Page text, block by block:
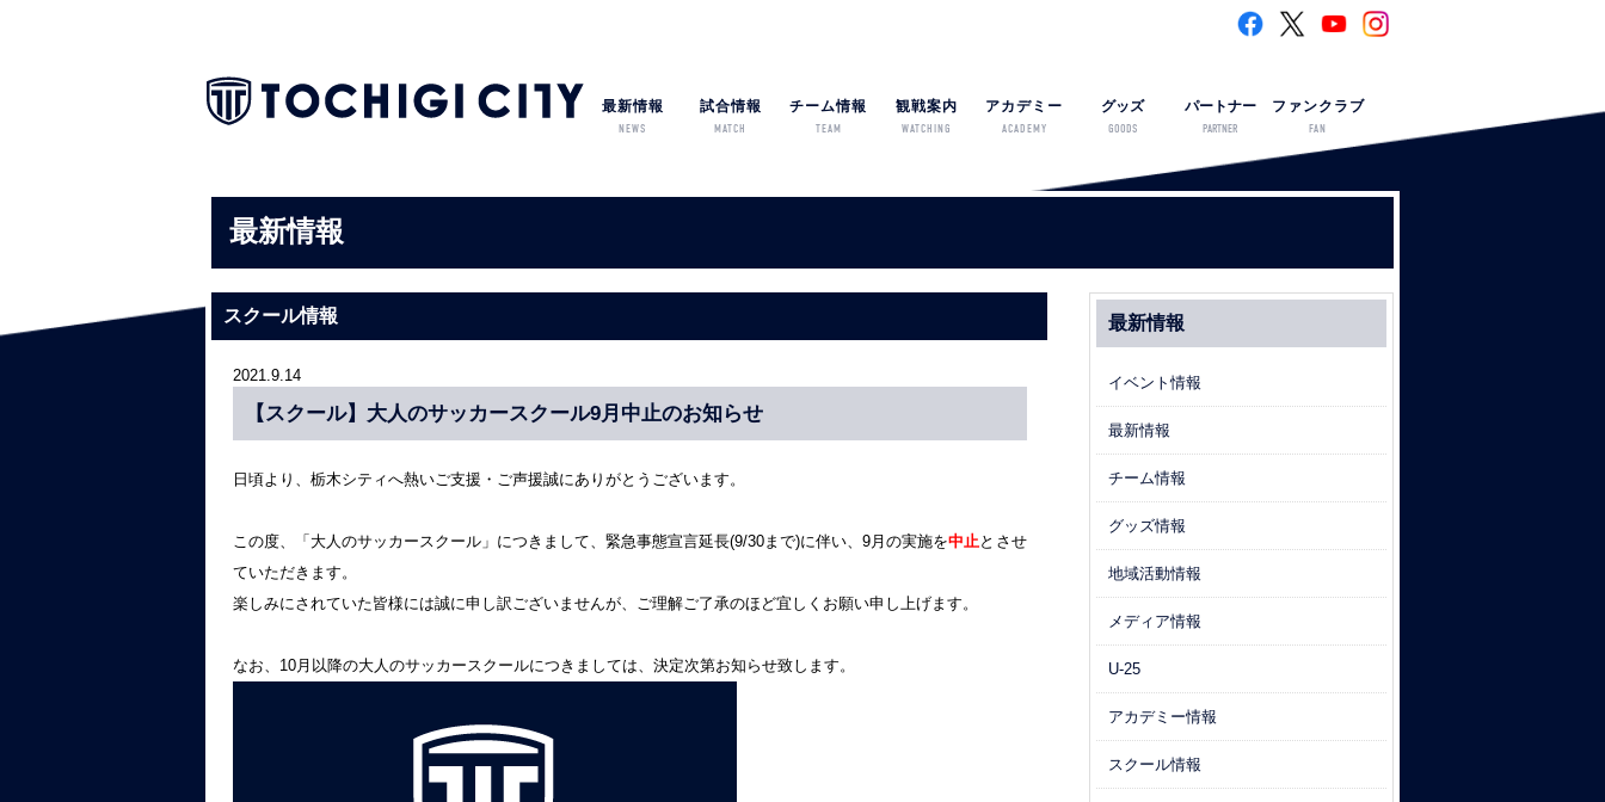
最新情報
NEWS
試合情報
MATCH
チーム情報
TEAM
観戦案内
WATCHING
アカデミー
ACADEMY
グッズ
GOODS
パートナー
PARTNER
ファンクラブ
FAN
最新情報
スクール情報
2021.9.14
【スクール】大人のサッカースクール9月中止のお知らせ
日頃より、栃木シティへ熱いご支援・ご声援誠にありがとうございます。
この度、「大人のサッカースクール」につきまして、緊急事態宣言延長(9/30まで)に伴い、9月の実施を中止と させ
ていただきます。
楽しみにされていた皆様には誠に申し訳ございませんが、ご理解ご了承のほど宜しくお願い申し上げます。
なお、10月以降の大人のサッカースクールにつきましては、決定次第お知らせ致します。
最新情報
イベント情報
最新情報
チーム情報
グッズ情報
地域活動情報
メディア情報
U-25
アカデミー情報
スクール情報